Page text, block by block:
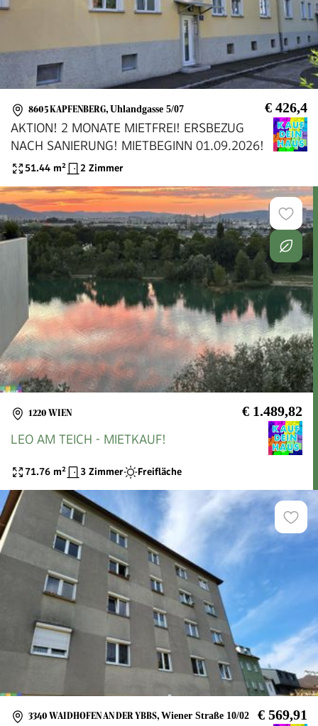
8605 KAPFENBERG, Uhlandgasse 5/07 € 426,4
AKTION! 2 MONATE MIETFREI! ERSBEZUG
NACH SANIERUNG! MIETBEGINN 01.09.2026!
51.44 m² 2 Zimmer
1220 WIEN € 1.489,82
LEO AM TEICH - MIETKAUF!
71.76 m² 3 Zimmer Freifläche
3340 WAIDHOFEN AN DER YBBS, Wiener Straße 10/02 € 569,91